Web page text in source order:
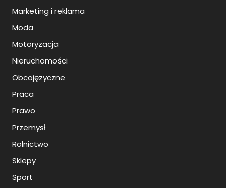
Marketing i reklama
Moda
Motoryzacja
Nieruchomości
Obcojęzyczne
Praca
Prawo
Przemysł
Rolnictwo
Sklepy
Sport